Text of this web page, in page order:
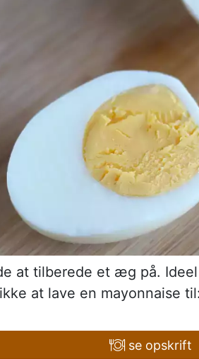
at tilberede et æg på.
at lave en mayonnaise
se opskrift